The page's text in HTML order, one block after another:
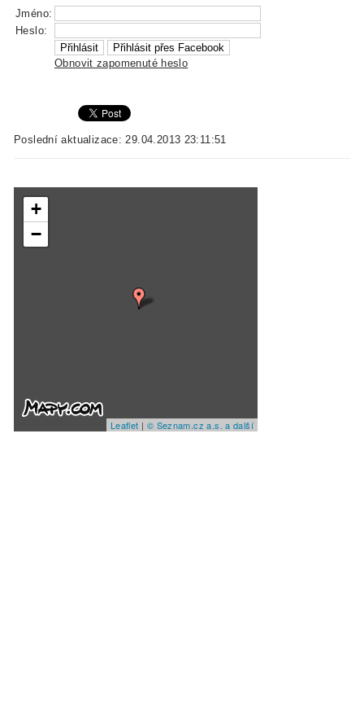
Jméno:
Heslo:
Obnovit zapomenuté heslo
Poslední aktualizace: 29.04.2013 23:11:51
+
−
Leaflet | © Seznam.cz a.s. a další